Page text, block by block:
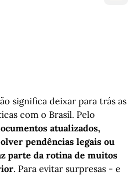
significa deixar para trás as
com o Brasil. Pelo
atualizados,
pendências legais ou
parte da rotina de muitos
. Para evitar surpresas - e